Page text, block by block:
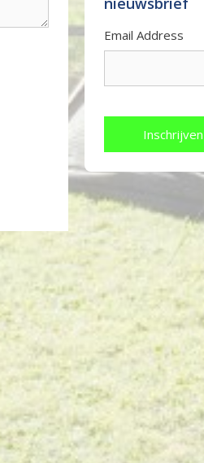
Email Address